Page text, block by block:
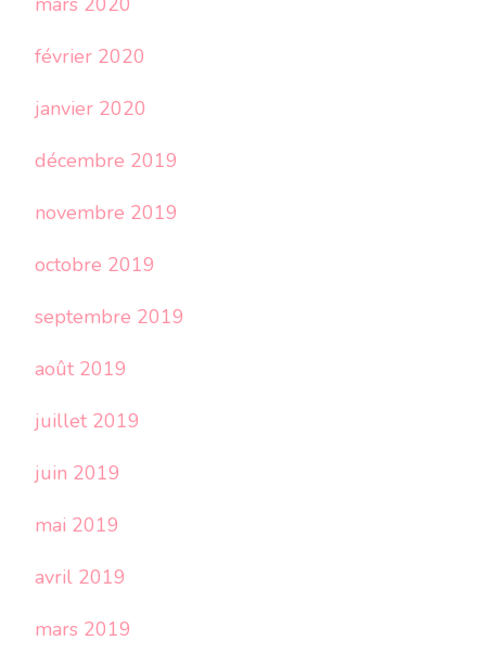
février 2020
janvier 2020
décembre 2019
novembre 2019
octobre 2019
septembre 2019
août 2019
juillet 2019
juin 2019
mai 2019
avril 2019
mars 2019